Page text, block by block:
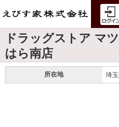
ドラッグストア マ
はら南店
所在地 埼